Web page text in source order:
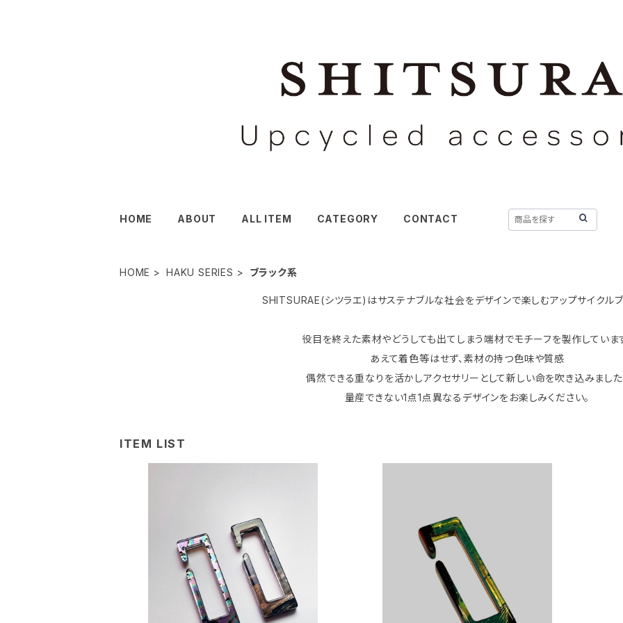
HOME ABOUT ALL ITEM CATEGORY CONTACT
HOME HAKU SERIES ブラック系
SHITSURAE(シツラエ)はサステナブルな社会をデザインで楽しむアップサイクルブ
役目を終えた素材やどうしても出てしまう端材でモチーフを製作していま
あえて着色等はせず、素材の持つ色味や質感
偶然できる重なりを活かしアクセサリーとして新しい命を吹き込みました
量産できない1点1点異なるデザインをお楽しみください。
ITEM LIST